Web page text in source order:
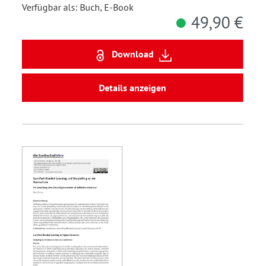
Verfügbar als: Buch, E-Book
49,90 €
Download
Details anzeigen